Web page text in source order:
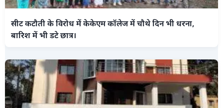
सीट कटौती के विरोध में केकेएम कॉलेज में चौथे दिन भी धरना,
बारिश में भी डटे छात्र।